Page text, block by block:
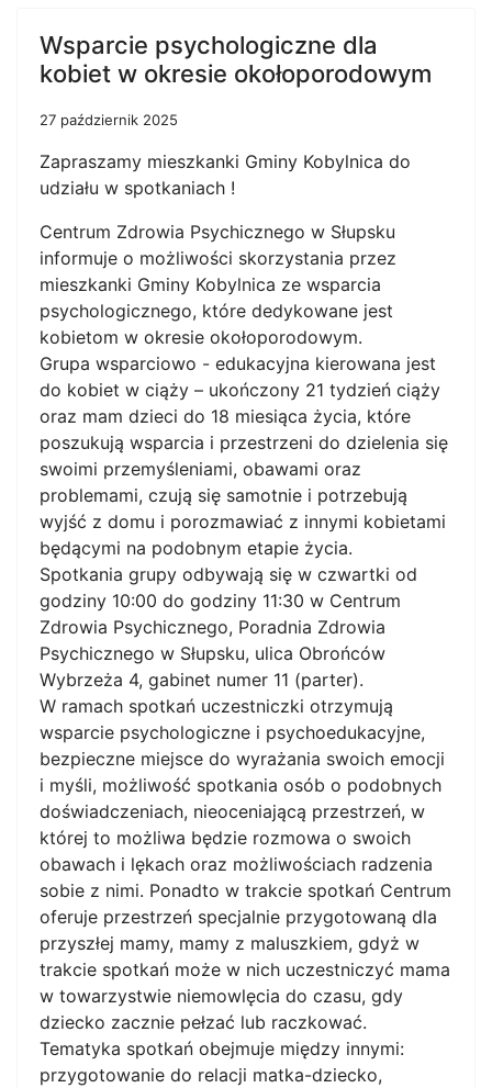
Wsparcie psychologiczne dla
kobiet w okresie okołoporodowym
27 październik 2025
Zapraszamy mieszkanki Gminy Kobylnica do
udziału w spotkaniach !
Centrum Zdrowia Psychicznego w Słupsku
informuje o możliwości skorzystania przez
mieszkanki Gminy Kobylnica ze wsparcia
psychologicznego, które dedykowane jest
kobietom w okresie okołoporodowym.
Grupa wsparciowo - edukacyjna kierowana jest
do kobiet w ciąży – ukończony 21 tydzień ciąży
oraz mam dzieci do 18 miesiąca życia, które
poszukują wsparcia i przestrzeni do dzielenia się
swoimi przemyśleniami, obawami oraz
problemami, czują się samotnie i potrzebują
wyjść z domu i porozmawiać z innymi kobietami
będącymi na podobnym etapie życia.
Spotkania grupy odbywają się w czwartki od
godziny 10:00 do godziny 11:30 w Centrum
Zdrowia Psychicznego, Poradnia Zdrowia
Psychicznego w Słupsku, ulica Obrońców
Wybrzeża 4, gabinet numer 11 (parter).
W ramach spotkań uczestniczki otrzymują
wsparcie psychologiczne i psychoedukacyjne,
bezpieczne miejsce do wyrażania swoich emocji
i myśli, możliwość spotkania osób o podobnych
doświadczeniach, nieoceniającą przestrzeń, w
której to możliwa będzie rozmowa o swoich
obawach i lękach oraz możliwościach radzenia
sobie z nimi. Ponadto w trakcie spotkań Centrum
oferuje przestrzeń specjalnie przygotowaną dla
przyszłej mamy, mamy z maluszkiem, gdyż w
trakcie spotkań może w nich uczestniczyć mama
w towarzystwie niemowlęcia do czasu, gdy
dziecko zacznie pełzać lub raczkować.
Tematyka spotkań obejmuje między innymi:
przygotowanie do relacji matka-dziecko,